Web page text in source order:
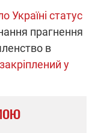
Україні статус
прагнення
в
закріплений у